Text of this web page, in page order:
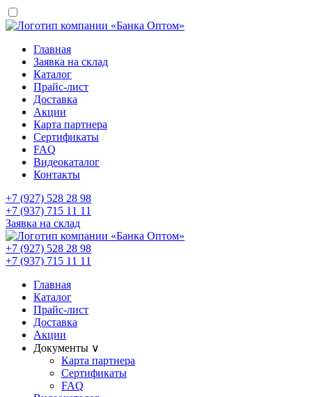
Главная
Заявка на склад
Каталог
Прайс-лист
Доставка
Акции
Карта партнера
Сертификаты
FAQ
Видеокаталог
Контакты
+7 (927) 528 28 98
+7 (937) 715 11 11
Заявка на склад
+7 (927) 528 28 98
+7 (937) 715 11 11
Главная
Каталог
Прайс-лист
Доставка
Акции
Документы ∨
Карта партнера
Сертификаты
FAQ